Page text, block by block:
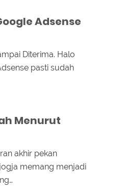
Adsense
Diterima. Halo
pasti sudah
Menurut
akhir pekan
memang menjadi